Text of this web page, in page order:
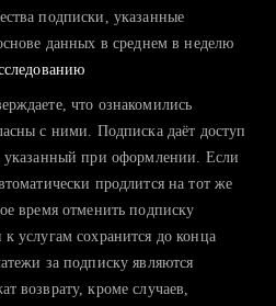
на поиск и вручную поднимаете
конкурентами и оценить шансы
подписки, указанные
данных в среднем в неделю
что ознакомились
с ними. Подписка даёт доступ
указанный при оформлении. Если
продлится на тот же
время отменить подписку
услугам сохранится до конца
за подписку являются
возврату, кроме случаев,